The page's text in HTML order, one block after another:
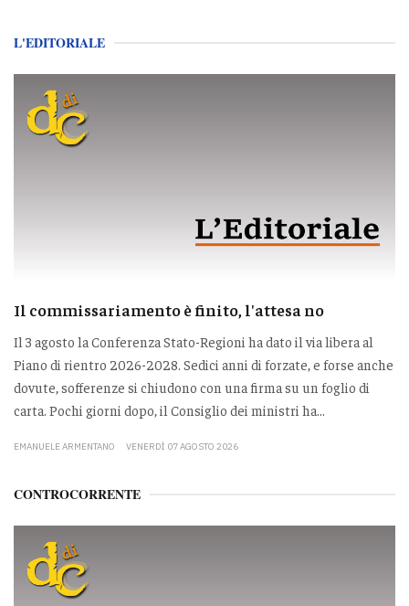
L'EDITORIALE
Il commissariamento è finito, l'attesa no
Il 3 agosto la Conferenza Stato-Regioni ha dato il via libera al
Piano di rientro 2026-2028. Sedici anni di forzate, e forse anche
dovute, sofferenze si chiudono con una firma su un foglio di
carta. Pochi giorni dopo, il Consiglio dei ministri ha...
EMANUELE ARMENTANO VENERDÌ 07 AGOSTO 2026
CONTROCORRENTE